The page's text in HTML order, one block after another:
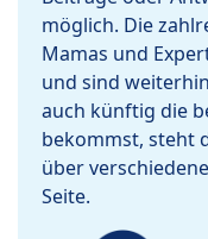
möglich. Die
Mamas und
und sind
auch künftig die
bekommst, steht
über
Seite.